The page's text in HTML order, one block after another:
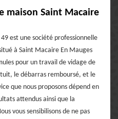
maison Saint Macaire
est une société professionnelle
à Saint Macaire En Mauges
pour un travail de vidage de
le débarras remboursé, et le
que nous proposons dépend en
attendus ainsi que la
vous sensibilisons de ne pas